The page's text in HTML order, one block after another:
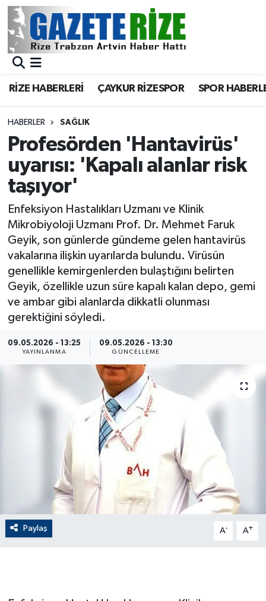
RİZE HABERLERİ ÇAYKUR RİZESPOR SPOR
HABERLER SAĞLIK
Profesörden 'Hantavirüs'
uyarısı: 'Kapalı alanlar risk
taşıyor'
Enfeksiyon Hastalıkları Uzmanı ve Klinik
Mikrobiyoloji Uzmanı Prof. Dr. Mehmet Faruk
Geyik, son günlerde gündeme gelen hantavirüs
vakalarına ilişkin uyarılarda bulundu. Virüsün
genellikle kemirgenlerden bulaştığını belirten
Geyik, özellikle uzun süre kapalı kalan depo, gemi
ve ambar gibi alanlarda dikkatli olunması
gerektiğini söyledi.
09.05.2026 - 13:25
YAYINLANMA
09.05.2026 - 13:30
GÜNCELLEME
Paylaş A- A+
BÖLGEMİZ
Asayiş
Rize Jandarma Komutanlığı
Bilim Teknoloji
Bölge
Advertising news
Canlı Maç
ÇEVRE
Dış Haberler
Dünya
EKONOMİ
English News
Finans
Flaş Haber
Gayrimenkul
Merkez Nöbetçi Eczaneler
Merkez Trafik Yoğunluk Haritası
Süper Lig Puan Durumu ve Fikstür
Tüm Manşetler
Son Dakika Haberleri
Haber Arşivi